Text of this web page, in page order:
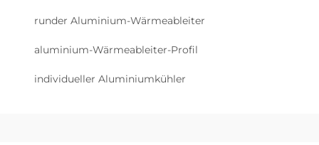
runder Aluminium-Wärmeableiter
aluminium-Wärmeableiter-Profil
individueller Aluminiumkühler